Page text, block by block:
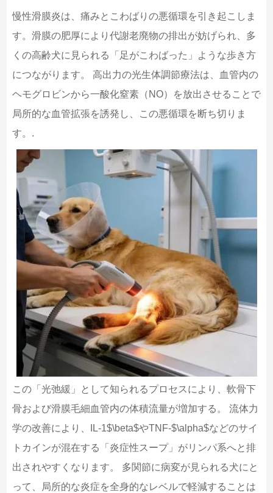
慢性滑膜炎は、痛みとこわばりの悪循環を引き起こしま
す。滑膜の肥厚により代謝老廃物の排出が妨げられ、多
くの高齢犬に見られる「足がこわばった」ような歩き方
につながります。 高出力の光生体調節療法は、血管内の
ヘモグロビンから一酸化窒素（NO）を放出させることで
局所的な血管拡張を誘発し、この悪循環を断ち切りま
す。.
この「光弛緩」として知られるプロセスにより、軟骨下
骨および滑膜毛細血管内の体積流量が増加する。 流体力
学の改善により、IL-1$\beta$やTNF-$\alpha$などのサイ
トカインが混在する「炎症性スープ」がリンパ系へと排
出されやすくなります。 多関節に病変が見られる犬にと
って、局所的な炎症を全身的なレベルで軽減することは